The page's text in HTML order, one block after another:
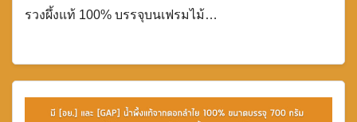
รวงผึ้งแท้ 100% บรรจุบนเฟรมไม้…